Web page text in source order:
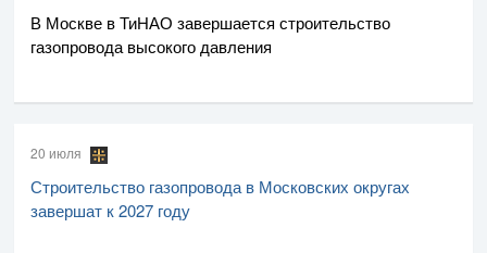
В Москве в ТиНАО завершается строительство
газопровода высокого давления
20 июля
Строительство газопровода в Московских округах
завершат к 2027 году